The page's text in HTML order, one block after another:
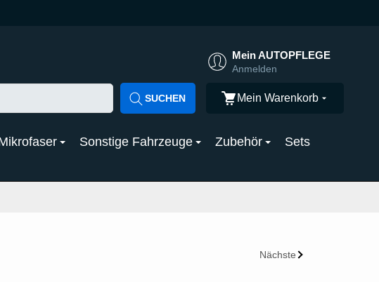
Mein AUTOPFLEGE
Anmelden
SUCHEN Mein Warenkorb
Sonstige Fahrzeuge Zubehör
Sets
Nächste